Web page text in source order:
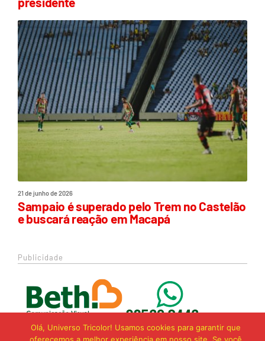
21 de junho de 2026
Sampaio é superado pelo Trem no Castelão
e buscará reação em Macapá
Publicidade
Olá, Universo Tricolor! Usamos cookies para garantir que